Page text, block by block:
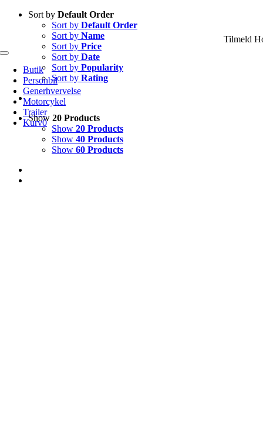
Skip
Tilmeld
Toggle
Navigation
Butik
Personbil
Generhvervelse
Motorcykel
Trailer
Kurv0
Sort by Default Order
Sort by Default Order
Sort by Name
Sort by Price
Sort by Date
Sort by Popularity
Sort by Rating
Show 20 Products
Show 20 Products
Show 40 Products
Show 60 Products